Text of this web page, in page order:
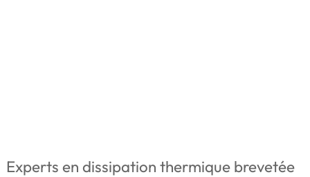
Experts en dissipation thermique brevetée